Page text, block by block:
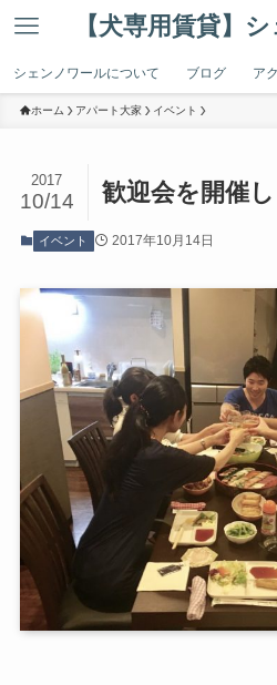
【犬専用賃貸】
シェンノワールについて ブログ ア
ホーム アパート大家 イベント
歓迎会を開催し
2017
10/14
イベント 2017年10月14日